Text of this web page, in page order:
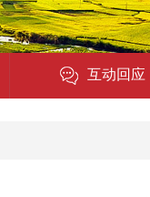
互动回应